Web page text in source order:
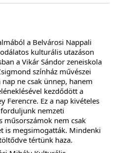
a Belvárosi Nappali
kulturális utazáson
a Vikár Sándor zeneiskola
színház művészei
ne csak ünnep, hanem
kezdődött a
Ferencre. Ez a nap kivételes
nemzeti
műsorszámok nem csak
is megsimogatták. Mindenki
tértünk haza.